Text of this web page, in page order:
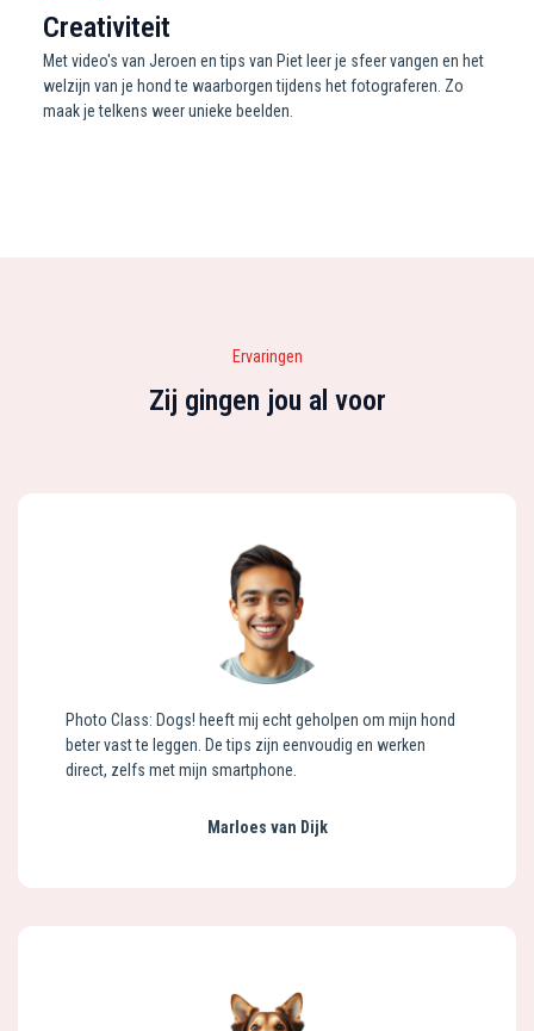
Creativiteit
Met video's van Jeroen en tips van Piet leer je sfeer vangen en het
welzijn van je hond te waarborgen tijdens het fotograferen. Zo
maak je telkens weer unieke beelden.
Ervaringen
Zij gingen jou al voor
Photo Class: Dogs! heeft mij echt geholpen om mijn hond
beter vast te leggen. De tips zijn eenvoudig en werken
direct, zelfs met mijn smartphone.
Marloes van Dijk